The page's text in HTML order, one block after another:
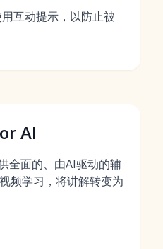
互动提示，以防止被
AI
全面的、由AI驱动的辅
频学习，将讲解转变为